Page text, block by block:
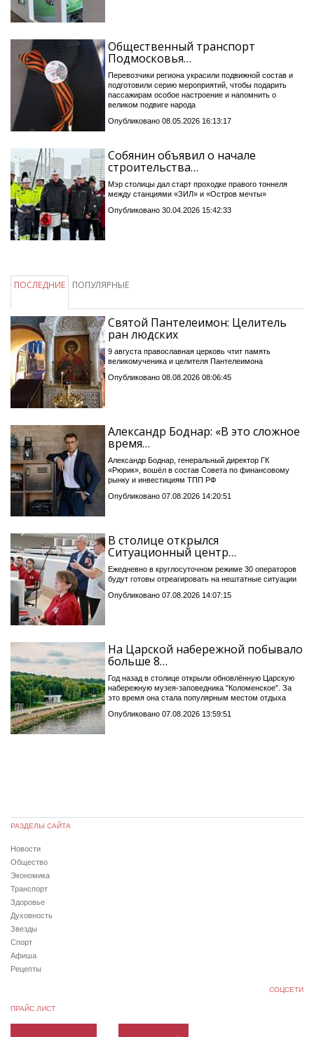
Общественный транспорт
Подмосковья…
Перевозчики региона украсили подвижной состав и
подготовили серию мероприятий, чтобы подарить
пассажирам особое настроение и напомнить о
великом подвиге народа
Опубликовано 08.05.2026 16:13:17
Собянин объявил о начале
строительства…
Мэр столицы дал старт проходке правого тоннеля
между станциями «ЗИЛ» и «Остров мечты»
Опубликовано 30.04.2026 15:42:33
ПОСЛЕДНИЕ ПОПУЛЯРНЫЕ
Святой Пантелеимон: Целитель
ран людских
9 августа православная церковь чтит память
великомученика и целителя Пантелеимона
Опубликовано 08.08.2026 08:06:45
Александр Боднар: «В это сложное
время…
Александр Боднар, генеральный директор ГК
«Рюрик», вошёл в состав Совета по финансовому
рынку и инвестициям ТПП РФ
Опубликовано 07.08.2026 14:20:51
В столице открылся
Ситуационный центр…
Ежедневно в круглосуточном режиме 30 операторов
будут готовы отреагировать на нештатные ситуации
Опубликовано 07.08.2026 14:07:15
На Царской набережной побывало
больше 8…
Год назад в столице открыли обновлённую Царскую
набережную музея-заповедника "Коломенское". За
это время она стала популярным местом отдыха
Опубликовано 07.08.2026 13:59:51
РАЗДЕЛЫ САЙТА
Новости
Общество
Экономика
Транспорт
Здоровье
Духовность
Звезды
Спорт
Афиша
Рецепты
СОЦСЕТИ
ПРАЙС ЛИСТ